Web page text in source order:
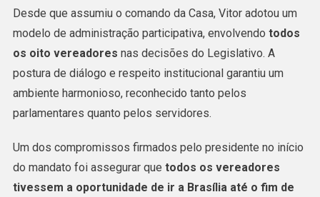
Da
Câmara
E
Marca
Gestão
Com
Avanços
E
Transparência
Desde que assumiu o comando da Casa, Vitor adotou um
modelo de administração participativa, envolvendo todos
os oito vereadores nas decisões do Legislativo. A
postura de diálogo e respeito institucional garantiu um
ambiente harmonioso, reconhecido tanto pelos
parlamentares quanto pelos servidores.
Um dos compromissos firmados pelo presidente no início
do mandato foi assegurar que todos os vereadores
tivessem a oportunidade de ir a Brasília até o fim de